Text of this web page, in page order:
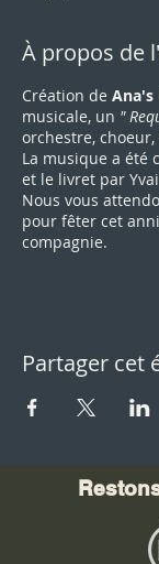
À propos de
Création de Ana's
musicale, un "
orchestre,
La musique a été
et le livret par
Nous vous
pour fêter cet
compagnie.
Partager cet